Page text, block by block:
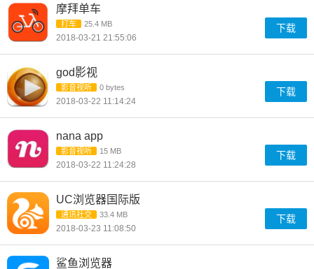
摩拜单车
打车 25.4 MB
2018-03-21 21:55:06
下载
god影视
影音视听 0 bytes
2018-03-22 11:14:24
下载
nana app
影音视听 15 MB
2018-03-22 11:24:28
下载
UC浏览器国际版
通讯社交 33.4 MB
2018-03-23 11:08:50
下载
鲨鱼浏览器